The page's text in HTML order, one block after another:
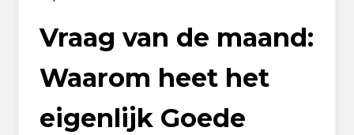
Vraag van de maand:
Waarom heet het
eigenlijk Goede